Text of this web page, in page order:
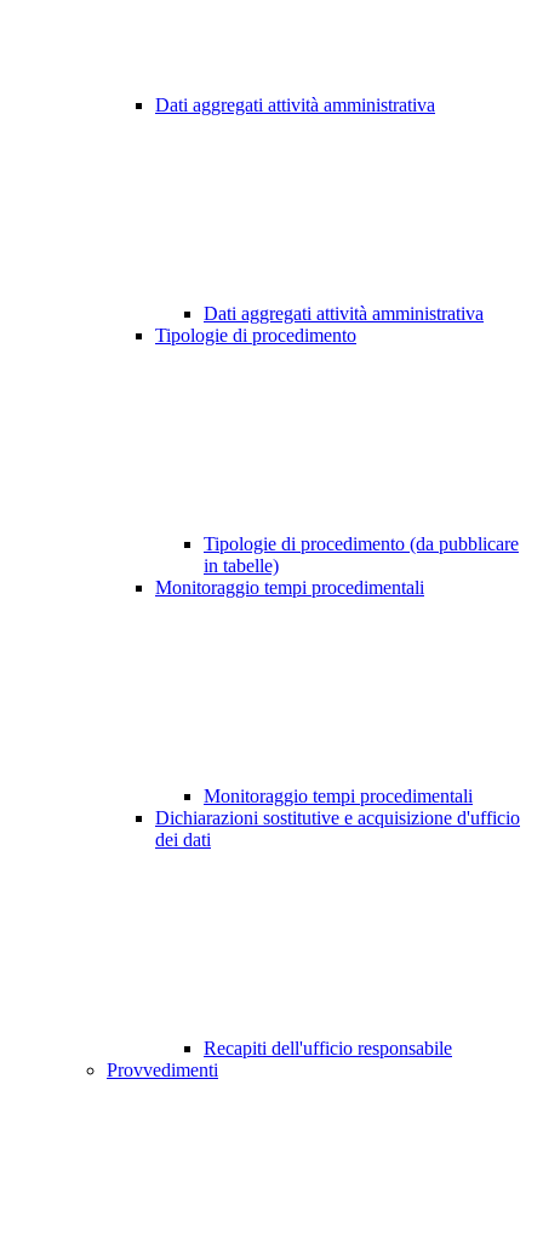
Dati aggregati attività amministrativa
Dati aggregati attività amministrativa
Tipologie di procedimento
Tipologie di procedimento (da pubblicare
in tabelle)
Monitoraggio tempi procedimentali
Monitoraggio tempi procedimentali
Dichiarazioni sostitutive e acquisizione d'ufficio
dei dati
Recapiti dell'ufficio responsabile
Provvedimenti